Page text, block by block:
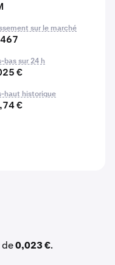
sur le marché
bas sur 24 h
€
haut historique
€
de0,023 €.